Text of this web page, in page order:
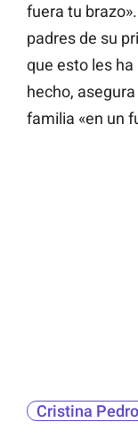
fuera tu
padres de su
que esto les
hecho,
familia «en un
Cristina